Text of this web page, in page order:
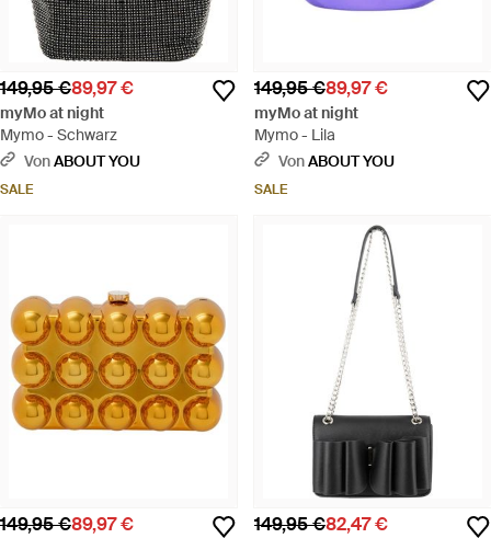
149,95 €89,97 €
myMo at night
Mymo - Schwarz
VonABOUT YOU
SALE
149,95 €89,97 €
myMo at night
Mymo - Lila
VonABOUT YOU
SALE
149,95 €89,97 € 149,95 €82,47 €